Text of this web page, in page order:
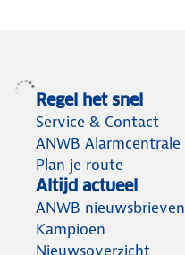
Regel het snel
Service & Contact
ANWB Alarmcentrale
Plan je route
Altijd actueel
ANWB nieuwsbrieven
Kampioen
Nieuwsoverzicht